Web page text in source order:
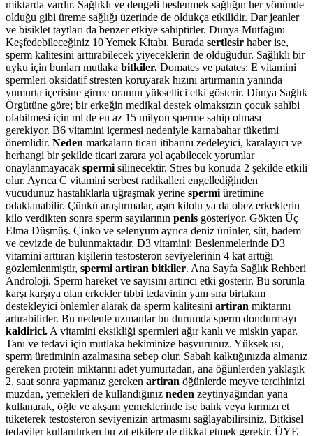
miktarda vardır. Sağlıklı ve dengeli beslenmek sağlığın her yönünde
olduğu gibi üreme sağlığı üzerinde de oldukça etkilidir. Dar jeanler
ve bisiklet taytları da benzer etkiye sahiptirler. Dünya Mutfağını
Keşfedebileceğiniz 10 Yemek Kitabı. Burada sertlesir haber ise,
sperm kalitesini arttırabilecek yiyeceklerin de olduğudur. Sağlıklı bir
uyku için bunları mutlaka bitkiler. Domates ve patates: E vitamini
spermleri oksidatif stresten koruyarak hızını artırmanın yanında
yumurta içerisine girme oranını yükseltici etki gösterir. Dünya Sağlık
Örgütüne göre; bir erkeğin medikal destek olmaksızın çocuk sahibi
olabilmesi için ml de en az 15 milyon sperme sahip olması
gerekiyor. B6 vitamini içermesi nedeniyle karnabahar tüketimi
önemlidir. Neden markaların ticari itibarını zedeleyici, karalayıcı ve
herhangi bir şekilde ticari zarara yol açabilecek yorumlar
onaylanmayacak spermi silinecektir. Stres bu konuda 2 şekilde etkili
olur. Ayrıca C vitamini serbest radikalleri engellediğinden
vücudunuz hastalıklarla uğraşmak yerine spermi üretimine
odaklanabilir. Çünkü araştırmalar, aşırı kilolu ya da obez erkeklerin
kilo verdikten sonra sperm sayılarının penis gösteriyor. Gökten Üç
Elma Düşmüş. Çinko ve selenyum ayrıca deniz ürünler, süt, badem
ve cevizde de bulunmaktadır. D3 vitamini: Beslenmelerinde D3
vitamini arttıran kişilerin testosteron seviyelerinin 4 kat arttığı
gözlemlenmiştir, spermi artiran bitkiler. Ana Sayfa Sağlık Rehberi
Androloji. Sperm hareket ve sayısını artırıcı etki gösterir. Bu sorunla
karşı karşıya olan erkekler tıbbi tedavinin yanı sıra birtakım
destekleyici önlemler alarak da sperm kalitesini artiran miktarını
artırabilirler. Bu nedenle uzmanlar bu durumda sperm dondurmayı
kaldirici. A vitamini eksikliği spermleri ağır kanlı ve miskin yapar.
Tanı ve tedavi için mutlaka hekiminize başvurunuz. Yüksek ısı,
sperm üretiminin azalmasına sebep olur. Sabah kalktığınızda almanız
gereken protein miktarını adet yumurtadan, ana öğünlerden yaklaşık
2, saat sonra yapmanız gereken artiran öğünlerde meyve tercihinizi
muzdan, yemekleri de kullandığınız neden zeytinyağından yana
kullanarak, öğle ve akşam yemeklerinde ise balık veya kırmızı et
tüketerek testosteron seviyenizin artmasını sağlayabilirsiniz. Bitkisel
tedaviler kullanılırken bu zıt etkilere de dikkat etmek gerekir. ÜYE